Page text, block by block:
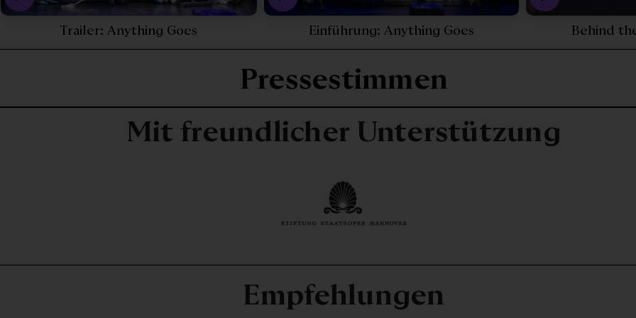
- Behind the Scenes: Anything Goes - 25231
Trailer: Anything Goes Play Video - Trailer: Anything Goes - 25314
Einführung: Anything GoesPlay Video - Einführung:
Behind
Pressestimmen
Mit freundlicher Unterstützung
Empfehlungen